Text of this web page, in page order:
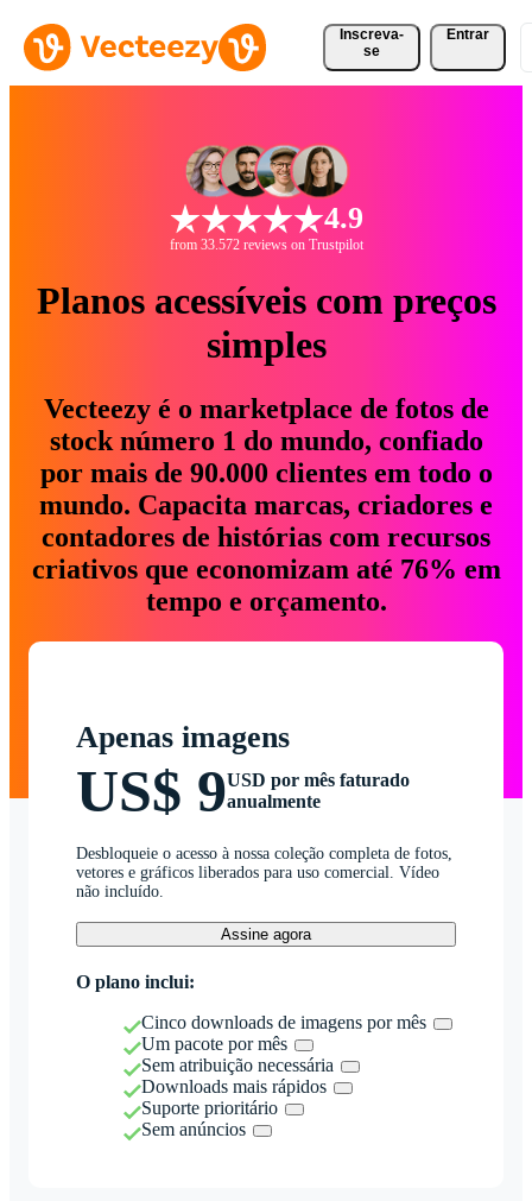
Inscreva-
se
Entrar
4.9
from 33.572 reviews on Trustpilot
Planos acessíveis com preços
simples
Vecteezy é o marketplace de fotos de
stock número 1 do mundo, confiado
por mais de 90.000 clientes em todo o
mundo. Capacita marcas, criadores e
contadores de histórias com recursos
criativos que economizam até 76% em
tempo e orçamento.
Apenas imagens
US$ 9USD por mês faturado
anualmente
Desbloqueie o acesso à nossa coleção completa de fotos,
vetores e gráficos liberados para uso comercial. Vídeo
não incluído.
Assine agora
O plano inclui:
Cinco downloads de imagens por mês
Um pacote por mês
Sem atribuição necessária
Downloads mais rápidos
Suporte prioritário
Sem anúncios